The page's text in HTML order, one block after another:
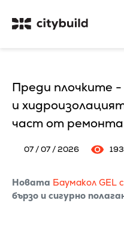
Преди плочките
и
част от ремонта
07 / 07 / 2026 193
Новата Баумакол GEL
бързо и сигурно